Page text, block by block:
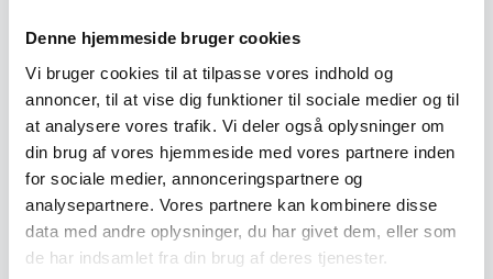
Denne hjemmeside bruger cookies
Vi bruger cookies til at tilpasse vores indhold og
annoncer, til at vise dig funktioner til sociale medier og til
at analysere vores trafik. Vi deler også oplysninger om
din brug af vores hjemmeside med vores partnere inden
for sociale medier, annonceringspartnere og
analysepartnere. Vores partnere kan kombinere disse
data med andre oplysninger, du har givet dem, eller som
de har indsamlet fra din brug af deres tjenester.
Kemi håndtering
Sikkerhedsfodtøj
Såler
Sandal
Sko
Støvler
Støvlet
Valg af sikkerhedssko
Skadedyrsbekæmpelse
Stiger
Skilte